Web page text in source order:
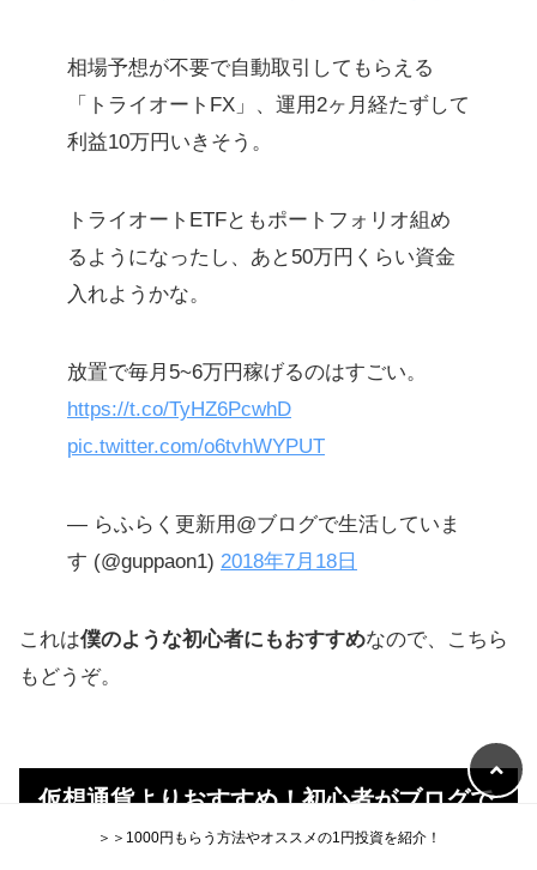
相場予想が不要で自動取引してもらえる
「トライオートFX」、運用2ヶ月経たずして
利益10万円いきそう。
トライオートETFともポートフォリオ組め
るようになったし、あと50万円くらい資金
入れようかな。
放置で毎月5~6万円稼げるのはすごい。
https://t.co/TyHZ6PcwhD
pic.twitter.com/o6tvhWYPUT
— らふらく更新用@ブログで生活していま
す (@guppaon1) 2018年7月18日
これは僕のような初心者にもおすすめなので、こちら
もどうぞ。
仮想通貨よりおすすめ！初心者がブログで
実践中のFX
＞＞1000円もらう方法やオススメの1円投資を紹介！